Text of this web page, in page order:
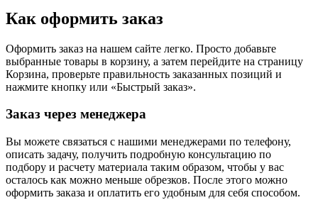
Как оформить заказ
Оформить заказ на нашем сайте легко. Просто добавьте
выбранные товары в корзину, а затем перейдите на страницу
Корзина, проверьте правильность заказанных позиций и
нажмите кнопку или «Быстрый заказ».
Заказ через менеджера
Вы можете связаться с нашими менеджерами по телефону,
описать задачу, получить подробную консультацию по
подбору и расчету материала таким образом, чтобы у вас
осталось как можно меньше обрезков. После этого можно
оформить заказа и оплатить его удобным для себя способом.